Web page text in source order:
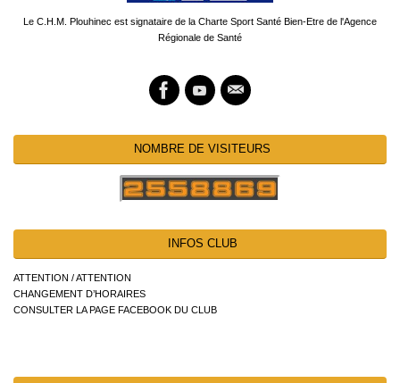
Le C.H.M. Plouhinec est signataire de la Charte Sport Santé Bien-Etre de l'Agence
Régionale de Santé
NOMBRE DE VISITEURS
INFOS CLUB
ATTENTION / ATTENTION
CHANGEMENT D’HORAIRES
CONSULTER LA PAGE FACEBOOK DU CLUB